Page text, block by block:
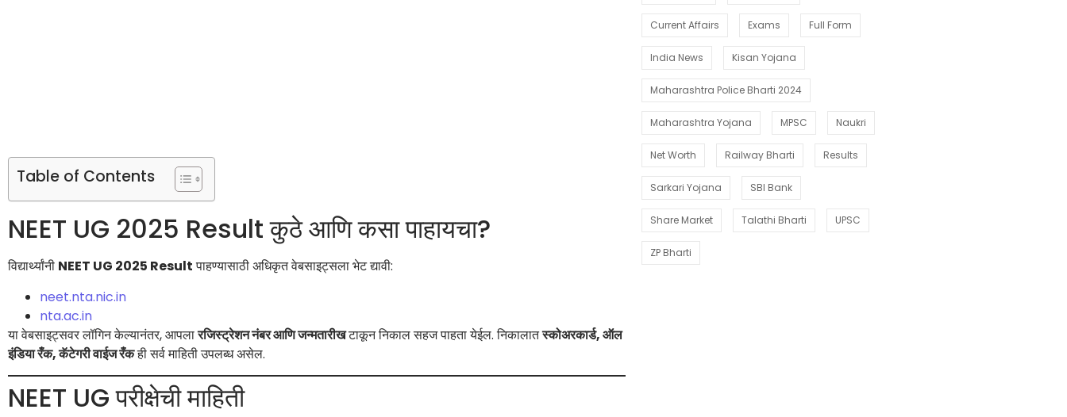
Table of Contents
NEET UG 2025 Result कुठे आणि कसा पाहायचा?
विद्यार्थ्यांनी NEET UG 2025 Resultपाहण्यासाठी अधिकृत वेबसाइट्सला भेट द्यावी:
neet.nta.nic.in
nta.ac.in
या वेबसाइट्सवर लॉगिन केल्यानंतर, आपलारजिस्ट्रेशन नंबर आणि जन्मतारीखटाकून निकाल सहज पाहता येईल. निकालातस्कोअरकार्ड, ऑल
इंडिया रँक, कॅटेगरी वाईज रँकही सर्व माहिती उपलब्ध असेल.
NEET UG परीक्षेची माहिती
Current Affairs Exams Full Form
India News Kisan Yojana
Maharashtra Police Bharti 2024
Maharashtra Yojana MPSC Naukri
Net Worth Railway Bharti Results
Sarkari Yojana SBI Bank
Share Market Talathi Bharti UPSC
ZP Bharti